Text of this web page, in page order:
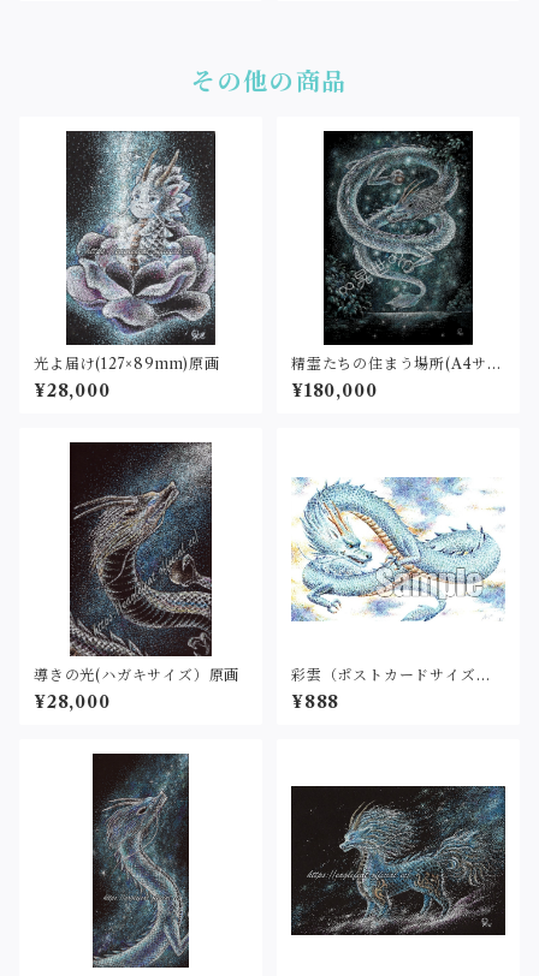
その他の商品
光よ届け(127×89mm)原画
¥28,000
精霊たちの住まう場所(A4サイ
ズ）原画
¥180,000
導きの光(ハガキサイズ）原画
¥28,000
彩雲（ポストカードサイズ・
印刷）
¥888